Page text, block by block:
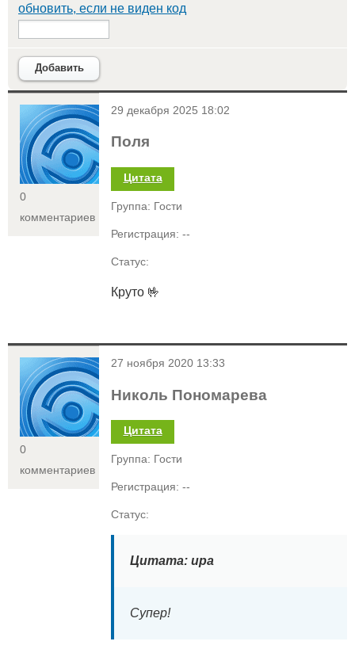
обновить, если не виден код
Добавить
<
0
комментариев
29 декабря 2025 18:02
Поля
Цитата
Группа: Гости
Регистрация: --
Статус:
Круто 🤟
<
0
комментариев
27 ноября 2020 13:33
Николь Пономарева
Цитата
Группа: Гости
Регистрация: --
Статус:
Цитата: ира
Супер!